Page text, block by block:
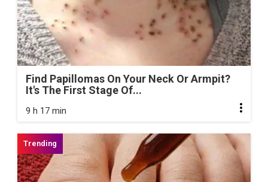
Find Papillomas On Your Neck Or Armpit?
It's The First Stage Of...
9 h 17 min